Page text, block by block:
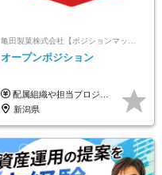
オープンポジション
配属組織や担当プロジェクトにより異なります。 想定年収：400万円～1000万円 ※ご経験やスキルに応じて決定します。 ※上記想定年収はあくまでも目安の金額であり、 選考を通じて上下する可能性があります。
新潟県